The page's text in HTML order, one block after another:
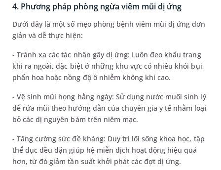
4. Phương pháp phòng ngừa viêm mũi dị ứng
Dưới đây là một số mẹo phòng bệnh viêm mũi dị ứng đơn
giản và dễ thực hiện:
- Tránh xa các tác nhân gây dị ứng: Luôn đeo khẩu trang
khi ra ngoài, đặc biệt ở những khu vực có nhiều khói bụi,
phấn hoa hoặc nồng độ ô nhiễm không khí cao.
- Vệ sinh mũi họng hằng ngày: Sử dụng nước muối sinh lý
để rửa mũi theo hướng dẫn của chuyên gia y tế nhằm loại
bỏ các dị nguyên bám trên niêm mạc.
- Tăng cường sức đề kháng: Duy trì lối sống khoa học, tập
thể dục đều đặn giúp hệ miễn dịch hoạt động hiệu quả
hơn, từ đó giảm tần suất khởi phát các đợt dị ứng.